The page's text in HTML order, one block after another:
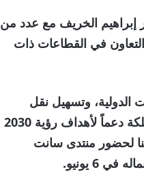
إبراهيم الخريف مع عدد من
في القطاعات ذات
الدولية، وتسهيل نقل
المعرفة والخبرات المتقدمة، وجذب استثمارات عالية الجودة إلى المملكة دعماً لأهداف رؤية 2030
لحضور منتدى سانت